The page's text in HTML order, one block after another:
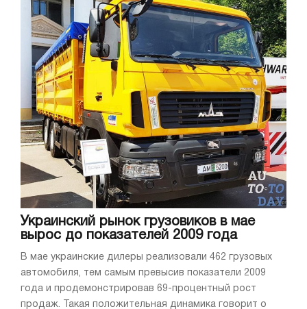
Украинский рынок грузовиков в мае
вырос до показателей 2009 года
В мае украинские дилеры реализовали 462 грузовых
автомобиля, тем самым превысив показатели 2009
года и продемонстрировав 69-процентный рост
продаж. Такая положительная динамика говорит о